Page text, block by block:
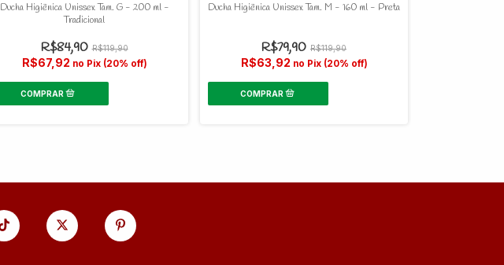
Ducha Higiênica Unissex Tam. G - 200 ml -
Tradicional
R$84,90 R$119,90
R$67,92 no Pix (20% off)
Ducha Higiênica Unissex Tam. M - 160 ml - Preta
R$79,90 R$119,90
R$63,92 no Pix (20% off)